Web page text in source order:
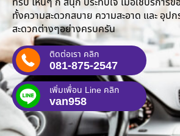
ทั้งความสะดวกสบาย ความสะอาด และ อุป
สะดวกต่างๆอย่างครบครัน
ติดต่อเรา คลิก
081-875-2547
เพิ่มเพื่อน Line คลิก
van958